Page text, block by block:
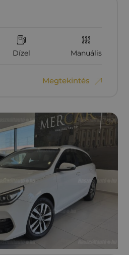
Dízel Manuális
Megtekintés